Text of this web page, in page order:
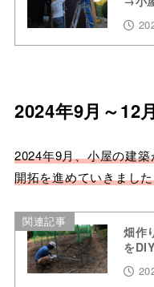
2024年9月～12月
2024年9月、小屋の建
開拓を進めていきまし
関連記事
畑作
を